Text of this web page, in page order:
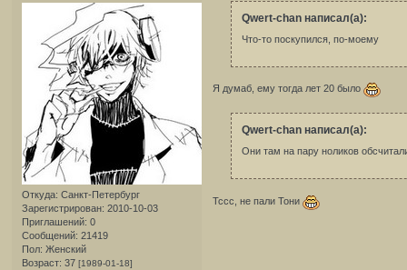
Откуда: Санкт-Петербург
Зарегистрирован: 2010-10-03
Приглашений: 0
Сообщений: 21419
Пол: Женский
Возраст: 37 [1989-01-18]
Qwert-chan написал(а):
Что-то поскупился, по-моему
Я думаб, ему тогда лет 20 было
Qwert-chan написал(а):
Они там на пару ноликов
Тссс, не пали Тони